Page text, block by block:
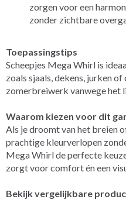
zorgen voor een
zonder zichtbare
Toepassingstips
Scheepjes Mega Whirl is
zoals sjaals, dekens, jurken
zomerbreiwerk vanwege het
Waarom kiezen voor dit
Als je droomt van het breien
prachtige kleurverlopen
Mega Whirl de perfecte
zorgt voor comfort én een
Bekijk vergelijkbare